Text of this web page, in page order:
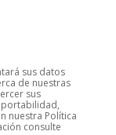
sus datos
de nuestras
sus
portabilidad,
nuestra Política
consulte